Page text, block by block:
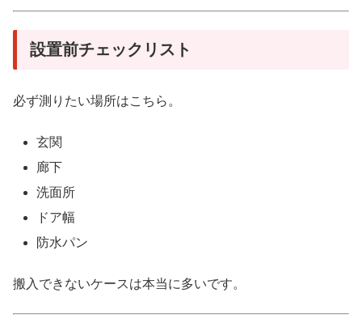
設置前チェックリスト
必ず測りたい場所はこちら。
玄関
廊下
洗面所
ドア幅
防水パン
搬入できないケースは本当に多いです。